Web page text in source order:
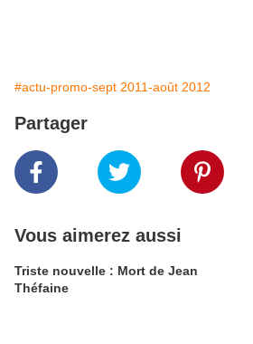
#actu-promo-sept 2011-août 2012
Partager
Vous aimerez aussi
Triste nouvelle : Mort de Jean
Théfaine